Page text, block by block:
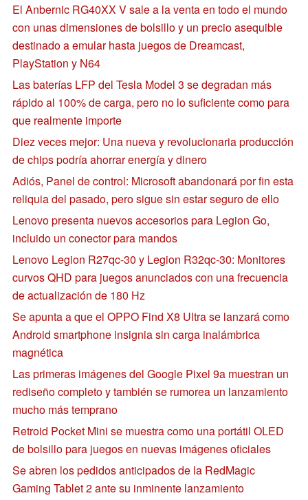
El Anbernic RG40XX V sale a la venta en todo el mundo
con unas dimensiones de bolsillo y un precio asequible
destinado a emular hasta juegos de Dreamcast,
PlayStation y N64
Las baterías LFP del Tesla Model 3 se degradan más
rápido al 100% de carga, pero no lo suficiente como para
que realmente importe
Diez veces mejor: Una nueva y revolucionaria producción
de chips podría ahorrar energía y dinero
Adiós, Panel de control: Microsoft abandonará por fin esta
reliquia del pasado, pero sigue sin estar seguro de ello
Lenovo presenta nuevos accesorios para Legion Go,
incluido un conector para mandos
Lenovo Legion R27qc-30 y Legion R32qc-30: Monitores
curvos QHD para juegos anunciados con una frecuencia
de actualización de 180 Hz
Se apunta a que el OPPO Find X8 Ultra se lanzará como
Android smartphone insignia sin carga inalámbrica
magnética
Las primeras imágenes del Google Pixel 9a muestran un
rediseño completo y también se rumorea un lanzamiento
mucho más temprano
Retroid Pocket Mini se muestra como una portátil OLED
de bolsillo para juegos en nuevas imágenes oficiales
Se abren los pedidos anticipados de la RedMagic
Gaming Tablet 2 ante su inminente lanzamiento